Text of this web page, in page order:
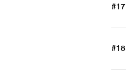
#17
#18